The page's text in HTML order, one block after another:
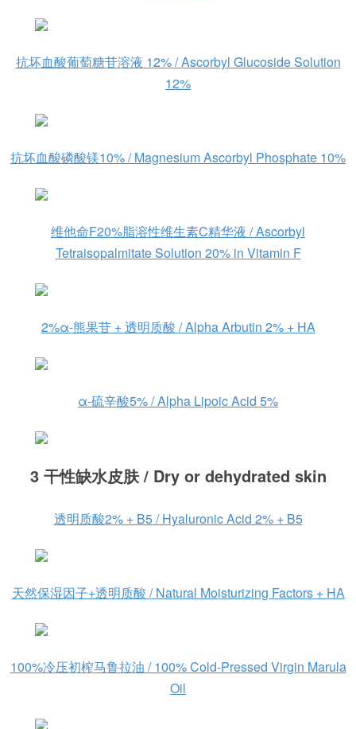
抗坏血酸葡萄糖苷溶液 12% / Ascorbyl Glucoside Solution
12%
抗坏血酸磷酸镁10% / Magnesium Ascorbyl Phosphate 10%
维他命F20%脂溶性维生素C精华液 / Ascorbyl
Tetraisopalmitate Solution 20% in Vitamin F
2%α-熊果苷 + 透明质酸 / Alpha Arbutin 2% + HA
α-硫辛酸5% / Alpha Lipoic Acid 5%
3 干性缺水皮肤 / Dry or dehydrated skin
透明质酸2% + B5 / Hyaluronic Acid 2% + B5
天然保湿因子+透明质酸 / Natural Moisturizing Factors + HA
100%冷压初榨马鲁拉油 / 100% Cold-Pressed Virgin Marula
Oil